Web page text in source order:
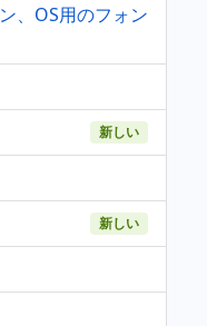
、OS用のフォン
新しい
新しい